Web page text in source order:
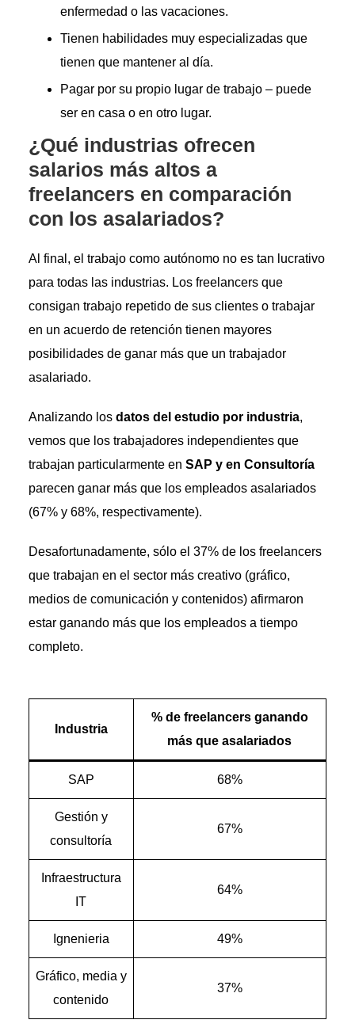
enfermedad o las vacaciones.
Tienen habilidades muy especializadas que
tienen que mantener al día.
Pagar por su propio lugar de trabajo – puede
ser en casa o en otro lugar.
¿Qué industrias ofrecen
salarios más altos a
freelancers en comparación
con los asalariados?
Al final, el trabajo como autónomo no es tan lucrativo
para todas las industrias. Los freelancers que
consigan trabajo repetido de sus clientes o trabajar
en un acuerdo de retención tienen mayores
posibilidades de ganar más que un trabajador
asalariado.
Analizando los datos del estudio por industria,
vemos que los trabajadores independientes que
trabajan particularmente en SAP y en Consultoría
parecen ganar más que los empleados asalariados
(67% y 68%, respectivamente).
Desafortunadamente, sólo el 37% de los freelancers
que trabajan en el sector más creativo (gráfico,
medios de comunicación y contenidos) afirmaron
estar ganando más que los empleados a tiempo
completo.
Industria
% de freelancers ganando
más que asalariados
SAP 68%
Gestión y
consultoría
67%
Infraestructura
IT
64%
Ignenieria 49%
Gráfico, media y
contenido
37%